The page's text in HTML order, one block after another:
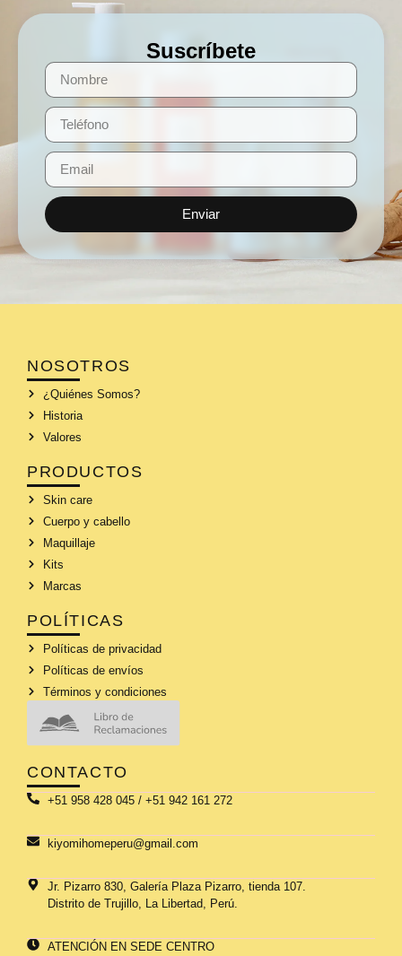
Suscríbete
Enviar
NOSOTROS
¿Quiénes Somos?
Historia
Valores
PRODUCTOS
Skin care
Cuerpo y cabello
Maquillaje
Kits
Marcas
POLÍTICAS
Políticas de privacidad
Políticas de envíos
Términos y condiciones
CONTACTO
+51 958 428 045 / +51 942 161 272
kiyomihomeperu@gmail.com
Jr. Pizarro 830, Galería Plaza Pizarro, tienda 107.
Distrito de Trujillo, La Libertad, Perú.
ATENCIÓN EN SEDE CENTRO